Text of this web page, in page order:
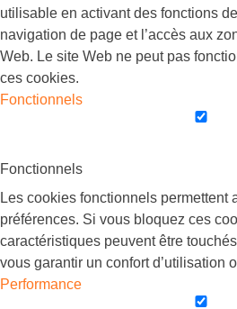
utilisable en activant des fonctions
navigation de page et l’accès aux
Web. Le site Web ne peut pas
ces cookies.
Fonctionnels
Fonctionnels
Les cookies fonctionnels permettent
préférences. Si vous bloquez ces
caractéristiques peuvent être
vous garantir un confort d’utilisation
Performance